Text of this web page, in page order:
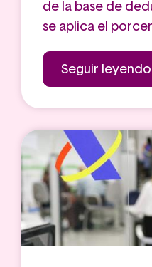
de la base de
se aplica el
Seguir leyendo